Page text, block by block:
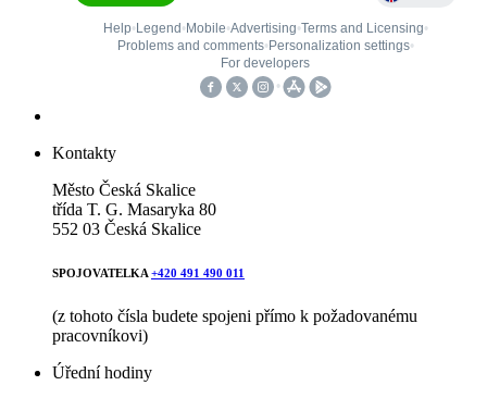
Kontakty
Město Česká Skalice
třída T. G. Masaryka 80
552 03 Česká Skalice
SPOJOVATELKA +420 491 490 011
(z tohoto čísla budete spojeni přímo k požadovanému
pracovníkovi)
Úřední hodiny